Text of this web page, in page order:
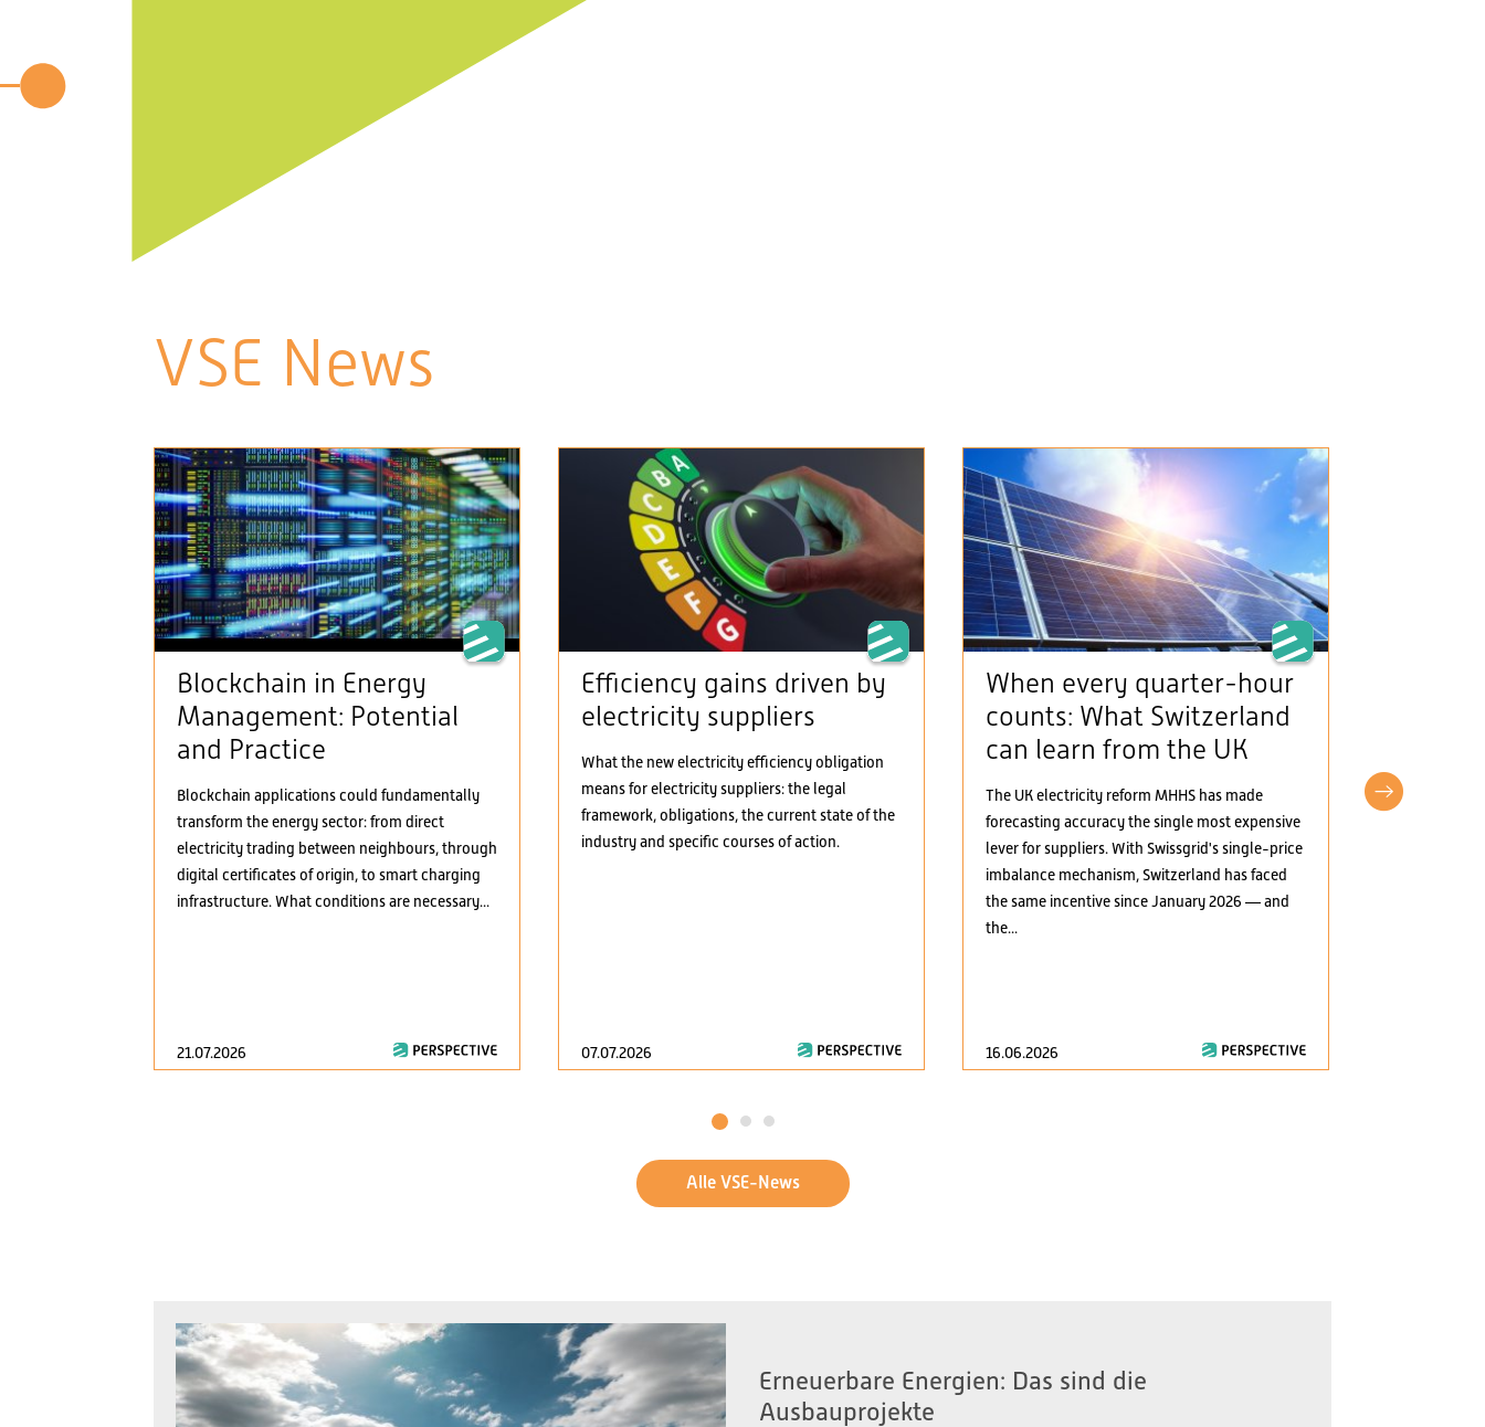
VSE News
Blockchain in Energy
Management: Potential
and Practice
Blockchain applications could fundamentally
transform the energy sector: from direct
electricity trading between neighbours, through
digital certificates of origin, to smart charging
infrastructure. What conditions are necessary...
21.07.2026
Efficiency gains driven by
electricity suppliers
What the new electricity efficiency obligation
means for electricity suppliers: the legal
framework, obligations, the current state of the
industry and specific courses of action.
07.07.2026
When every quarter-hour
counts: What Switzerland
can learn from the UK
The UK electricity reform MHHS has made
forecasting accuracy the single most expensive
lever for suppliers. With Swissgrid's single-price
imbalance mechanism, Switzerland has faced
the same incentive since January 2026 — and
the...
16.06.2026
1 2 3
Alle VSE-News
Erneuerbare Energien: Das sind die
Ausbauprojekte